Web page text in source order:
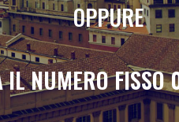
OPPURE
IL NUMERO